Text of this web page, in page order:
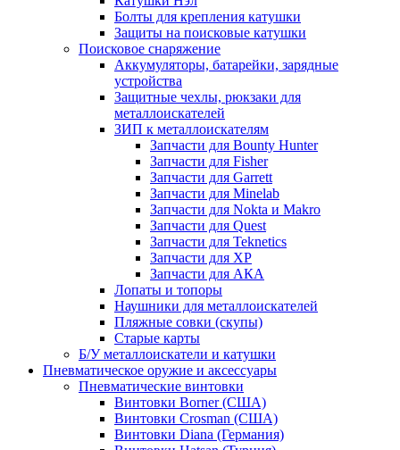
Болты для крепления катушки
Защиты на поисковые катушки
Поисковое снаряжение
Аккумуляторы, батарейки, зарядные
устройства
Защитные чехлы, рюкзаки для
металлоискателей
ЗИП к металлоискателям
Запчасти для Bounty Hunter
Запчасти для Fisher
Запчасти для Garrett
Запчасти для Minelab
Запчасти для Nokta и Makro
Запчасти для Quest
Запчасти для Teknetics
Запчасти для XP
Запчасти для АКА
Лопаты и топоры
Наушники для металлоискателей
Пляжные совки (скупы)
Старые карты
Б/У металлоискатели и катушки
Пневматическое оружие и аксессуары
Пневматические винтовки
Винтовки Borner (США)
Винтовки Crosman (США)
Винтовки Diana (Германия)